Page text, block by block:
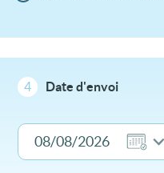
4 Date d'envoi